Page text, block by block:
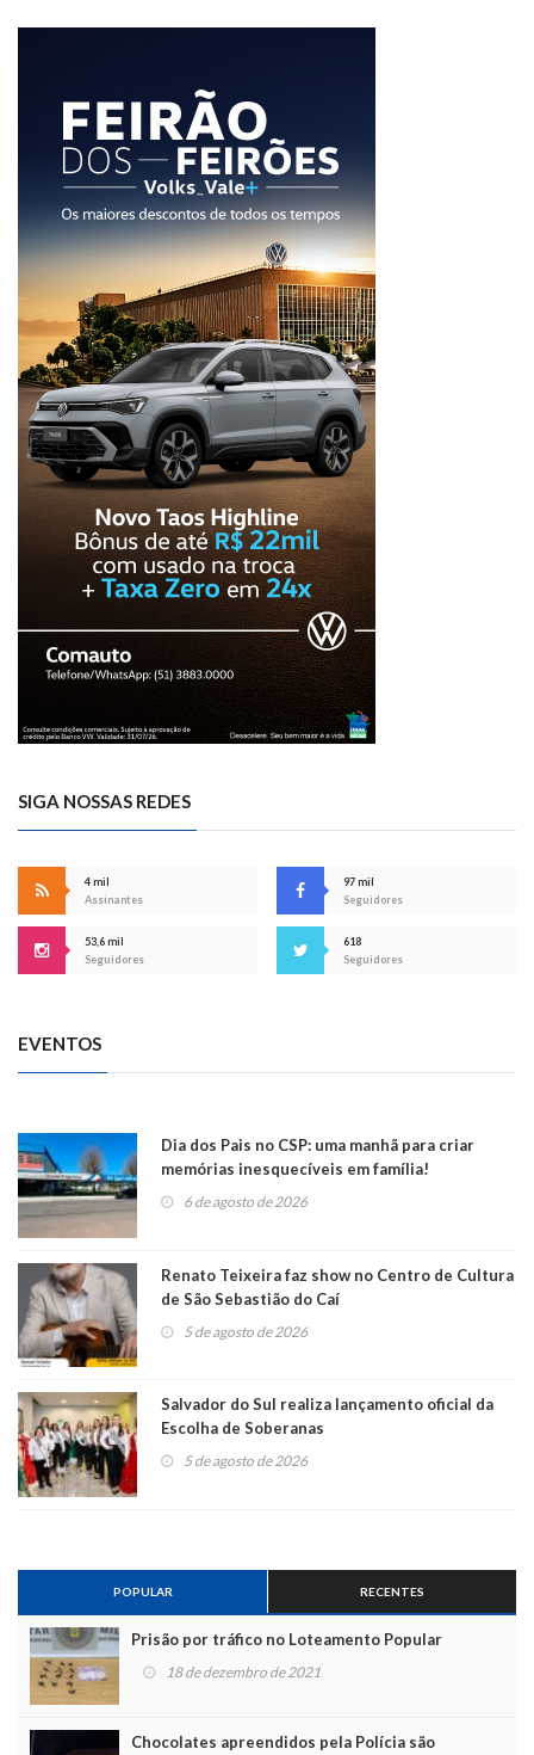
SIGA NOSSAS REDES
4 mil
Assinantes
97 mil
Seguidores
53,6 mil
Seguidores
618
Seguidores
EVENTOS
Dia dos Pais no CSP: uma manhã para criar
memórias inesquecíveis em família!
6 de agosto de 2026
Renato Teixeira faz show no Centro de Cultura
de São Sebastião do Caí
5 de agosto de 2026
Salvador do Sul realiza lançamento oficial da
Escolha de Soberanas
5 de agosto de 2026
POPULAR RECENTES
Prisão por tráfico no Loteamento Popular
18 de dezembro de 2021
Chocolates apreendidos pela Polícia são